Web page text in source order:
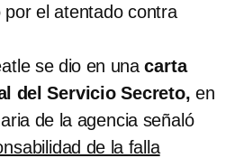
el atentado contra
se dio en unacarta
del Servicio Secreto, en
de la agencia señaló
de la falla